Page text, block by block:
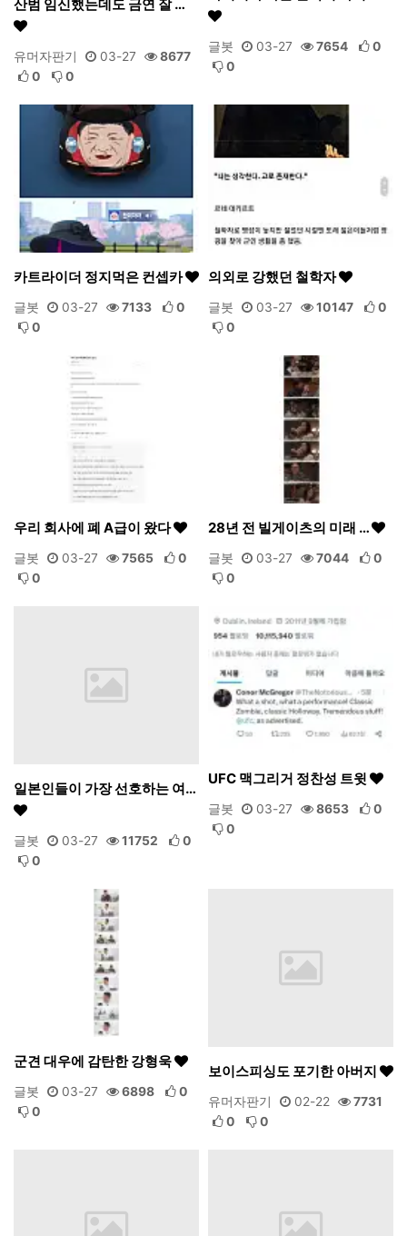
산범 임신했는데도 금연 잘 …
유머자판기 03-27
8677
0
0
글봇 03-27 7654
0
0
카트라이더 정지먹은 컨셉카
글봇 03-27 7133
0
0
의외로 강했던 철학자
글봇 03-27 10147
0
0
우리 회사에 폐 A급이 왔다
글봇 03-27 7565
0
0
28년 전 빌게이츠의 미래 …
글봇 03-27 7044
0
0
일본인들이 가장 선호하는 여…
글봇 03-27 11752
0
0
UFC 맥그리거 정찬성 트윗
글봇 03-27 8653
0
0
군견 대우에 감탄한 강형욱
글봇 03-27 6898
0
0
보이스피싱도 포기한 아버지
유머자판기 02-22
7731
0
0